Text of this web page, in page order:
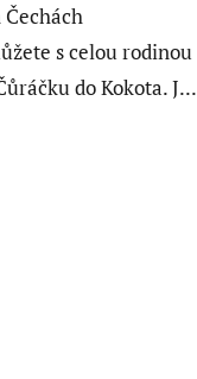
s celou rodinou
do Kokota. J...